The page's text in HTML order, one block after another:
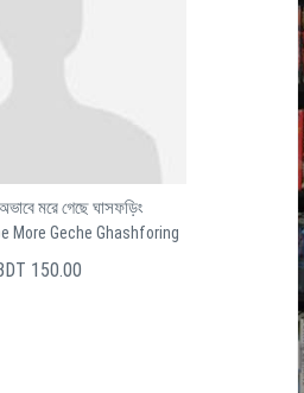
মরে গেছে ঘাসফড়িং
More Geche Ghashforing
150.00